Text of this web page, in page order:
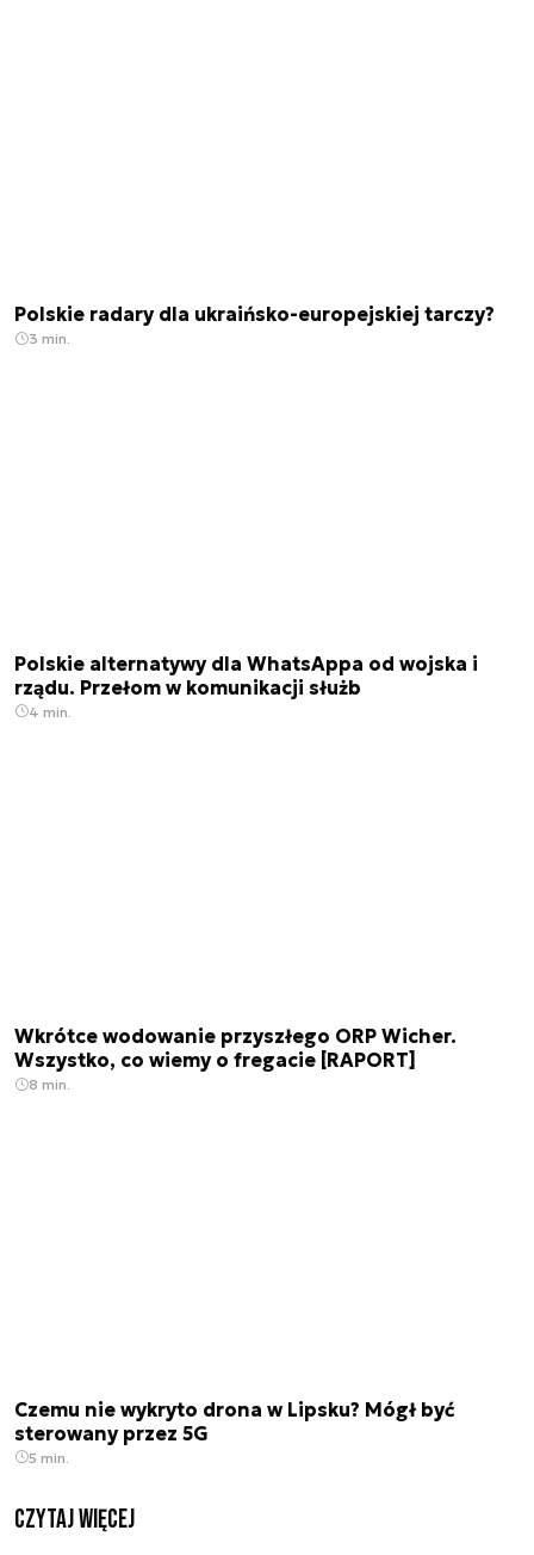
Polskie radary dla ukraińsko-europejskiej tarczy?
3 min.
Polskie alternatywy dla WhatsAppa od wojska i
rządu. Przełom w komunikacji służb
4 min.
Wkrótce wodowanie przyszłego ORP Wicher.
Wszystko, co wiemy o fregacie [RAPORT]
8 min.
Czemu nie wykryto drona w Lipsku? Mógł być
sterowany przez 5G
5 min.
czytaj więcej